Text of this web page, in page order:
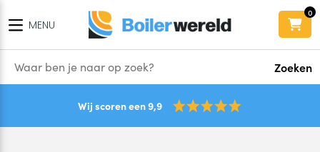
MENU
0
Zoeken
Wij scoren een 9,9